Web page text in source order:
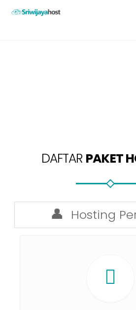
DAFTAR PAKET
Hosting